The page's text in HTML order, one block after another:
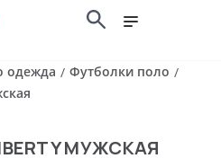
одежда / Футболки поло /
МУЖСКАЯ